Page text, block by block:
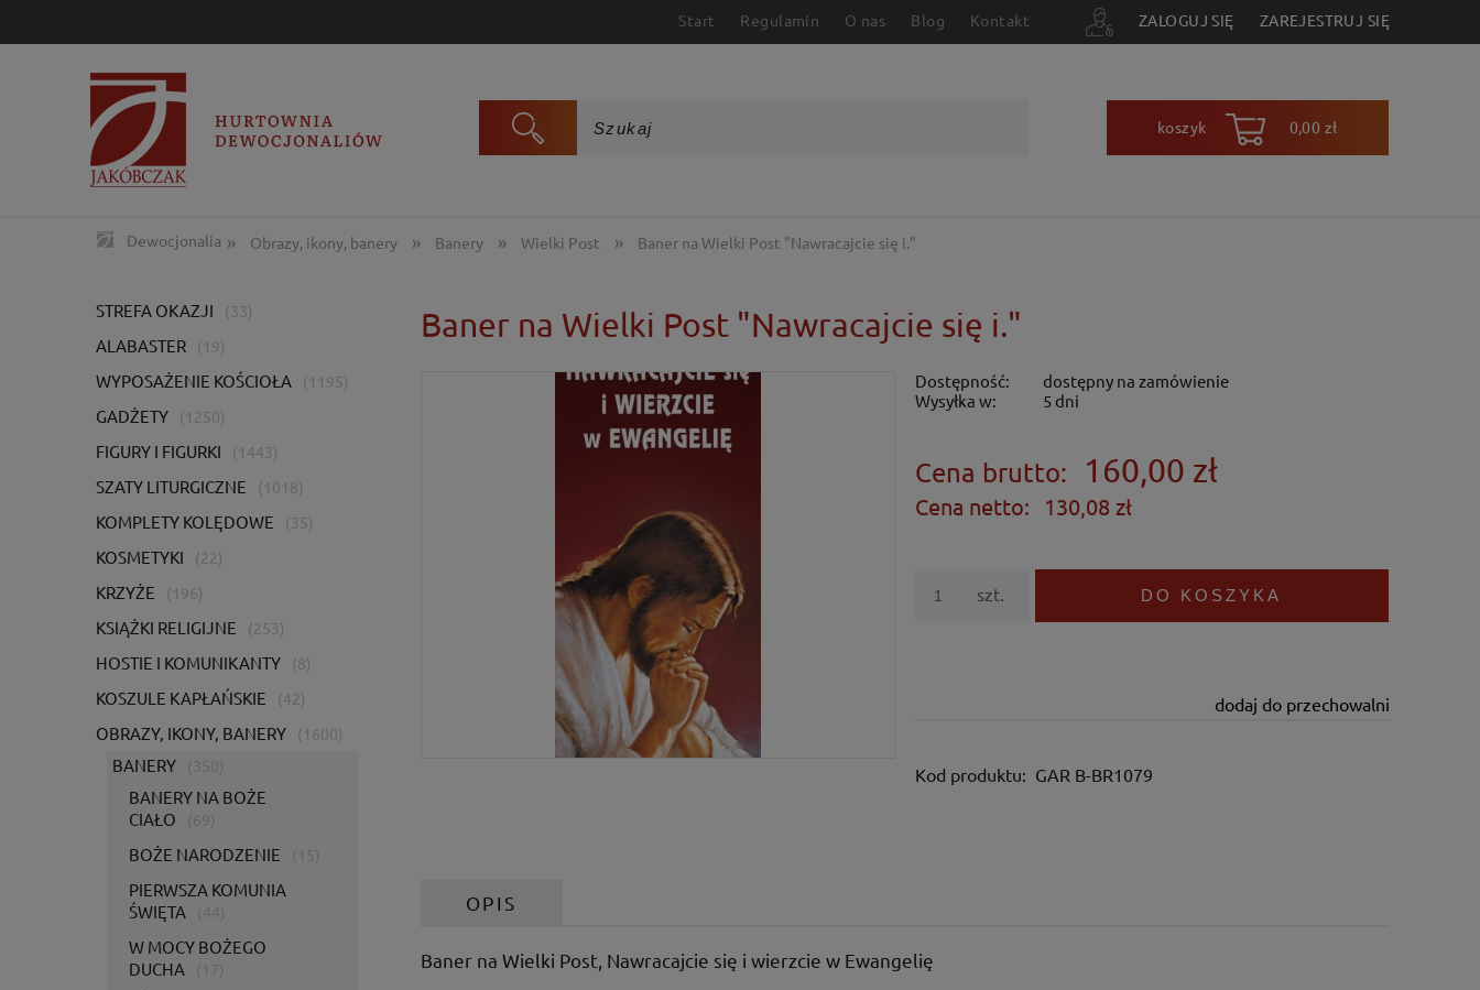
Start Regulamin O nas Blog Kontakt ZALOGUJ SIĘ ZAREJESTRUJ SIĘ
koszyk 0,00 zł
Dewocjonalia » Obrazy, ikony, banery » Banery » Wielki Post » Baner na Wielki Post "Nawracajcie się i."
STREFA OKAZJI (33)
ALABASTER (19)
WYPOSAŻENIE KOŚCIOŁA (1195)
GADŻETY (1250)
FIGURY I FIGURKI (1443)
SZATY LITURGICZNE (1018)
KOMPLETY KOLĘDOWE (35)
KOSMETYKI (22)
KRZYŻE (196)
KSIĄŻKI RELIGIJNE (253)
HOSTIE I KOMUNIKANTY (8)
KOSZULE KAPŁAŃSKIE (42)
OBRAZY, IKONY, BANERY (1600)
BANERY
BANERY NA BOŻE
CIAŁO
BOŻE NARODZENIE
PIERWSZA KOMUNIA
ŚWIĘTA
W MOCY BOŻEGO
DUCHA
Baner na Wielki Post "Nawracajcie się i."
Dostępność:
dostępny na zamówienie
Wysyłka w:
5 dni
Cena brutto: 160,00 zł
Cena netto: 130,08 zł
szt. DO KOSZYKA
dodaj do przechowalni
Kod produktu: GAR B-BR1079
OPIS
Baner na Wielki Post, Nawracajcie się i wierzcie w Ewangelię